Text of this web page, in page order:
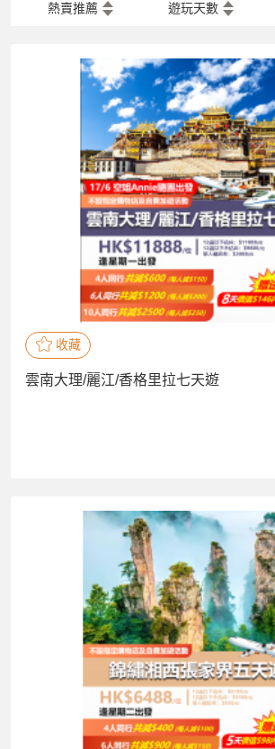
熱賣推薦 遊玩天數
收藏
雲南大理/麗江/香格里拉七天遊